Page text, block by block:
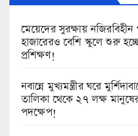
মেয়েদের সুরক্ষায়
হাজারেরও বেশি স্কুলে শুরু
প্রশিক্ষণ!
নবান্নে মুখ্যমন্ত্রীর ঘরে
তালিকা থেকে ২৭ লক্ষ
পদক্ষেপ!